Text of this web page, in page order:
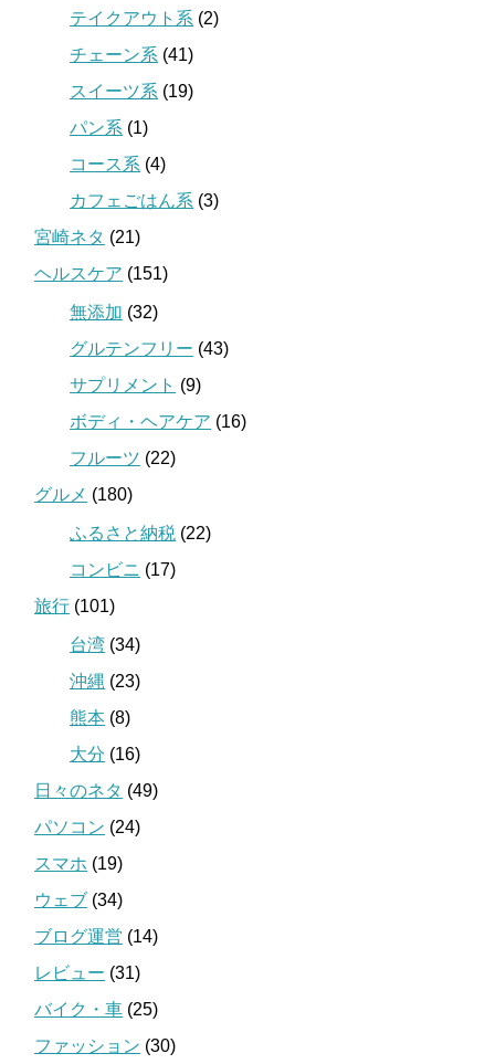
テイクアウト系 (2)
チェーン系 (41)
スイーツ系 (19)
パン系 (1)
コース系 (4)
カフェごはん系 (3)
宮崎ネタ (21)
ヘルスケア (151)
無添加 (32)
グルテンフリー (43)
サプリメント (9)
ボディ・ヘアケア (16)
フルーツ (22)
グルメ (180)
ふるさと納税 (22)
コンビニ (17)
旅行 (101)
台湾 (34)
沖縄 (23)
熊本 (8)
大分 (16)
日々のネタ (49)
パソコン (24)
スマホ (19)
ウェブ (34)
ブログ運営 (14)
レビュー (31)
バイク・車 (25)
ファッション (30)